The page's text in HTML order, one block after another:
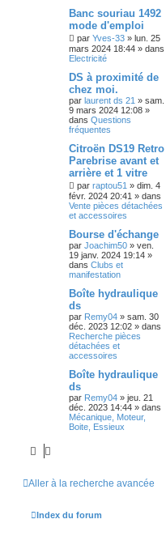
Banc souriau 1492
mode d'emploi
par Yves-33 » lun. 25
mars 2024 18:44 » dans
Electricité
DS à proximité de
chez moi.
par laurent ds 21 » sam.
9 mars 2024 12:08 »
dans Questions
fréquentes
Citroën DS19 Retro
Parebrise avant et
arrière et 1 vitre
par raptou51 » dim. 4
févr. 2024 20:41 » dans
Vente pièces détachées
et accessoires
Bourse d'échange
par Joachim50 » ven.
19 janv. 2024 19:14 »
dans Clubs et
manifestation
Boîte hydraulique
ds
par Remy04 » sam. 30
déc. 2023 12:02 » dans
Recherche pièces
détachées et
accessoires
Boîte hydraulique
ds
par Remy04 » jeu. 21
déc. 2023 14:44 » dans
Mécanique, Moteur,
Boite, Essieux
Aller à la recherche avancée
Index du forum